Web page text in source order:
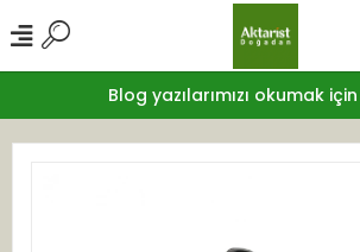
Blog yazılarımızı okumak için